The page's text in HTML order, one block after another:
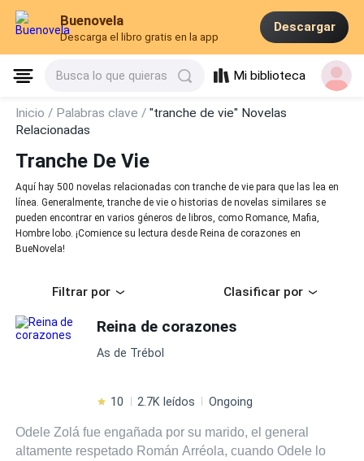
Buenovela
Descarga el libro gratis en la app
Descargar
Busca lo que quieras Mi biblioteca
Inicio / Palabras clave /"tranche de vie" Novelas
Relacionadas
Tranche De Vie
Aquí hay 500 novelas relacionadas con tranche de vie para que las lea en
línea. Generalmente, tranche de vie o historias de novelas similares se
pueden encontrar en varios géneros de libros, como Romance, Mafia,
Hombre lobo. ¡Comience su lectura desde Reina de corazones en
BueNovela!
Filtrar por Clasificar por
Reina de corazones
As de Trébol
10 2.7K leídos Ongoing
Odele Zolá fue engañada por su marido, el general
altamente respetado Román Arréola, cuando Odele lo